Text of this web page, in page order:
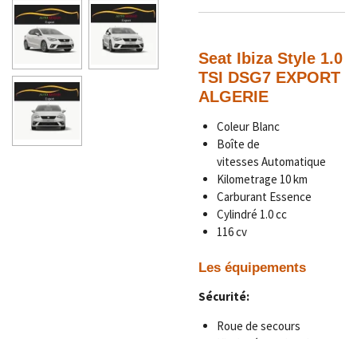
Seat Ibiza Style 1.0
TSI DSG7 EXPORT
ALGERIE
Coleur Blanc
Boîte de
vitesses Automatique
Kilometrage 10 km
Carburant Essence
Cylindré 1.0 cc
116 cv
Les équipements
Sécurité:
Roue de secours